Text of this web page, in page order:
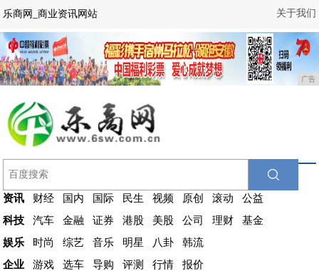
关于我们
乐商网_商业资讯网站
广告
资讯 财经 国内 国际 民生 视频 原创 滚动
公益
科技
汽车 金融 证券 港股 美股 公司 理财
基金
娱乐
时尚 综艺 音乐 明星 八卦
韩流
企业
游戏 选车 导购 评测 行情
报价